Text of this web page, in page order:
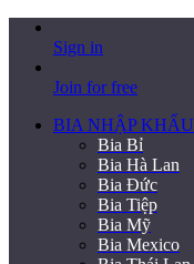
Sign in
Join for free
BIA NHẬP KHẨU
Bia Bỉ
Bia Hà Lan
Bia Đức
Bia Tiệp
Bia Mỹ
Bia Mexico